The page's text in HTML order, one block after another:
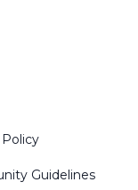
Guidelines